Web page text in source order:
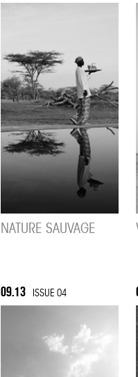
NATURE SAUVAGE
09.13 ISSUE 04